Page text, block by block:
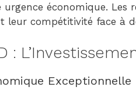
économique. Les
leur compétitivité face à
:
Exceptionnelle